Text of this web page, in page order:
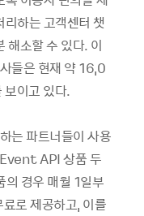
하는 고객센터 챗
해소할 수 있다. 이
들은 현재 약 16,0
이고 있다.
는 파트너들이 사용
Event API 상품 두
의 경우 매월 1일부
로 제공하고, 이를